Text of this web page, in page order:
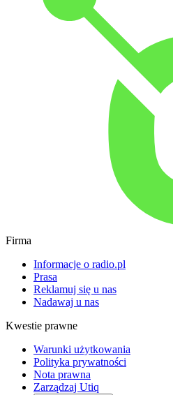
Firma
Informacje o radio.pl
Prasa
Reklamuj się u nas
Nadawaj u nas
Kwestie prawne
Warunki użytkowania
Polityka prywatności
Nota prawna
Zarządzaj Utiq